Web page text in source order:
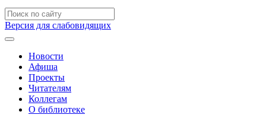
Версия для слабовидящих
Новости
Афиша
Проекты
Читателям
Коллегам
О библиотеке